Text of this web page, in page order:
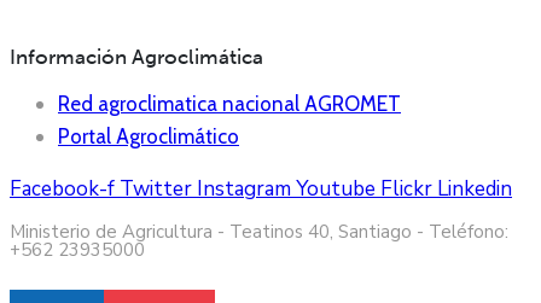
Información Agroclimática
Red agroclimatica nacional AGROMET
Portal Agroclimático
Facebook-f Twitter InstagramYoutube Flickr Linkedin
Ministerio de Agricultura - Teatinos 40, Santiago - Teléfono:
+562 23935000